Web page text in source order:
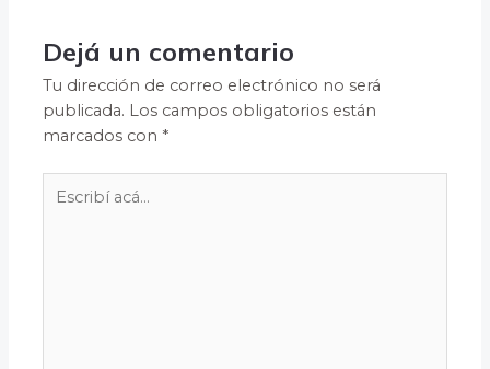
Dejá un comentario
Tu dirección de correo electrónico no será
publicada. Los campos obligatorios están
marcados con *
acá...